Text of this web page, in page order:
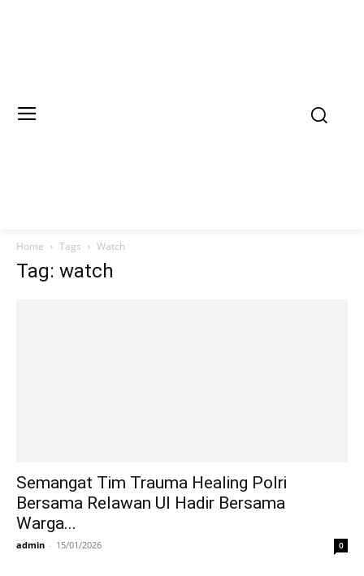
Home Tags Watch
Tag: watch
Semangat Tim Trauma Healing Polri
Bersama Relawan UI Hadir Bersama
Warga...
admin - 15/01/2026 0